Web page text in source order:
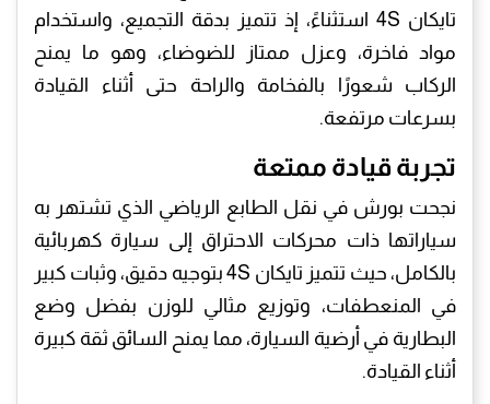
تايكان 4S استثناءً، إذ تتميز بدقة التجميع، واستخدام
مواد فاخرة، وعزل ممتاز للضوضاء، وهو ما يمنح
الركاب شعورًا بالفخامة والراحة حتى أثناء القيادة
بسرعات مرتفعة.
تجربة قيادة ممتعة
نجحت بورش في نقل الطابع الرياضي الذي تشتهر به
سياراتها ذات محركات الاحتراق إلى سيارة كهربائية
بالكامل، حيث تتميز تايكان 4S بتوجيه دقيق، وثبات كبير
في المنعطفات، وتوزيع مثالي للوزن بفضل وضع
البطارية في أرضية السيارة، مما يمنح السائق ثقة كبيرة
أثناء القيادة.